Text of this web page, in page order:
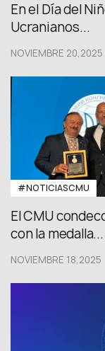
En el Día del
Ucranianos...
NOVIEMBRE 20,2025
#NOTICIASCMU
El CMU
con la medalla...
NOVIEMBRE 18,2025